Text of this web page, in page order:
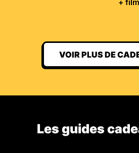
+
VOIR PLUS DE
Les guides